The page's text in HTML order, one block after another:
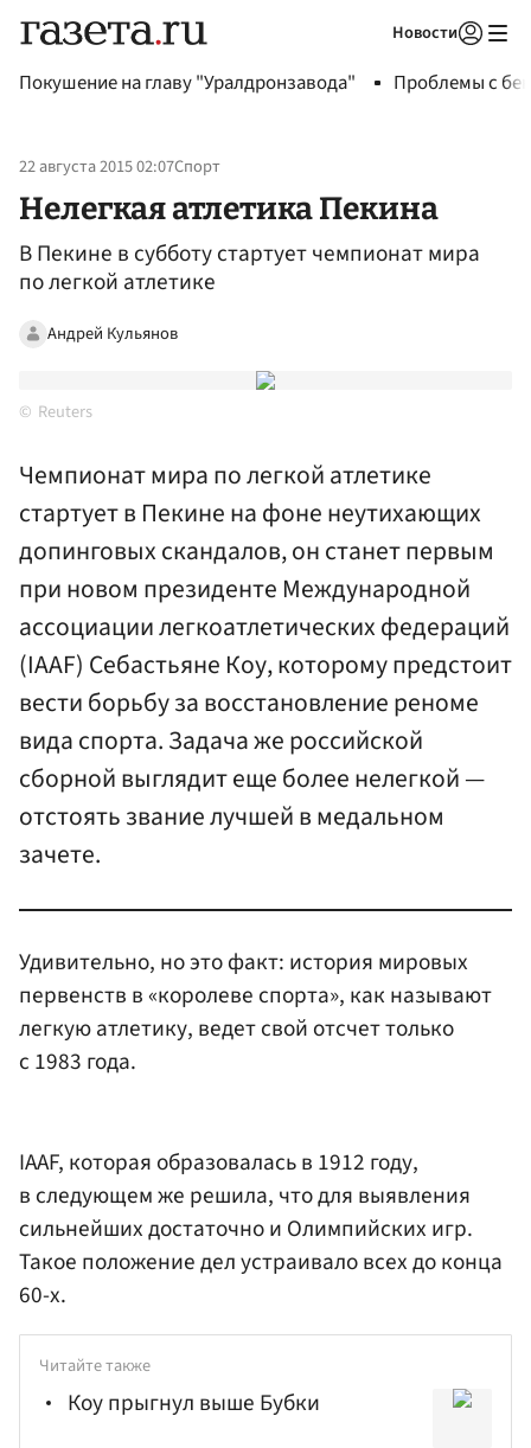
Новости
Покушение на главу "Уралдронзавода" Проблемы с
22 августа 2015 02:07Спорт
Нелегкая атлетика Пекина
В Пекине в субботу стартует чемпионат мира
по легкой атлетике
Андрей Кульянов
Reuters
Чемпионат мира по легкой атлетике
стартует в Пекине на фоне неутихающих
допинговых скандалов, он станет первым
при новом президенте Международной
ассоциации легкоатлетических федераций
(IAAF) Себастьяне Коу, которому предстоит
вести борьбу за восстановление реноме
вида спорта. Задача же российской
сборной выглядит еще более нелегкой —
отстоять звание лучшей в медальном
зачете.
Удивительно, но это факт: история мировых
первенств в «королеве спорта», как называют
легкую атлетику, ведет свой отсчет только
с 1983 года.
IAAF, которая образовалась в 1912 году,
в следующем же решила, что для выявления
сильнейших достаточно и Олимпийских игр.
Такое положение дел устраивало всех до конца
60-х.
Читайте также
Коу прыгнул выше Бубки